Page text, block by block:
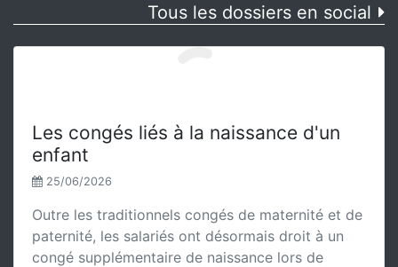
Tous les dossiers en social
Les congés liés à la naissance d'un
enfant
25/06/2026
Outre les traditionnels congés de maternité et de
paternité, les salariés ont désormais droit à un
congé supplémentaire de naissance lors de